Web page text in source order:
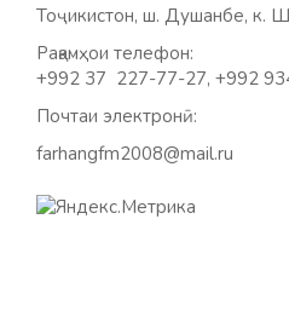
Тоҷикистон, ш. Душанбе, к.
Рақамҳои телефон:
+992 37 227-77-27, +992
Почтаи электронӣ:
farhangfm2008@mail.ru